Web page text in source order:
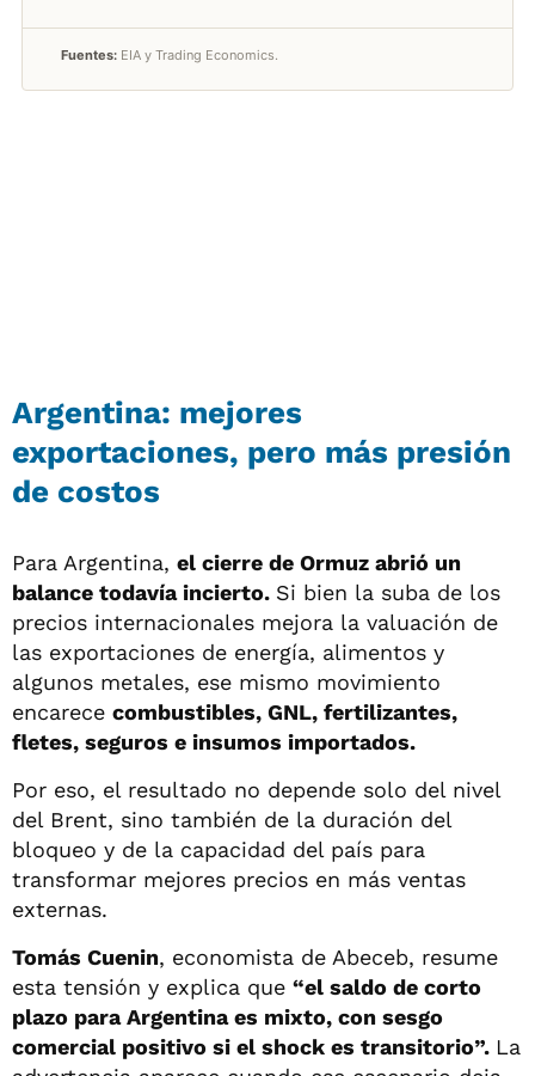
Argentina: mejores
exportaciones, pero más presión
de costos
Para Argentina, el cierre de Ormuz abrió un
balance todavía incierto. Si bien la suba de los
precios internacionales mejora la valuación de
las exportaciones de energía, alimentos y
algunos metales, ese mismo movimiento
encarece combustibles, GNL, fertilizantes,
fletes, seguros e insumos importados.
Por eso, el resultado no depende solo del nivel
del Brent, sino también de la duración del
bloqueo y de la capacidad del país para
transformar mejores precios en más ventas
externas.
Tomás Cuenin, economista de Abeceb, resume
esta tensión y explica que “el saldo de corto
plazo para Argentina es mixto, con sesgo
comercial positivo si el shock es transitorio”. La